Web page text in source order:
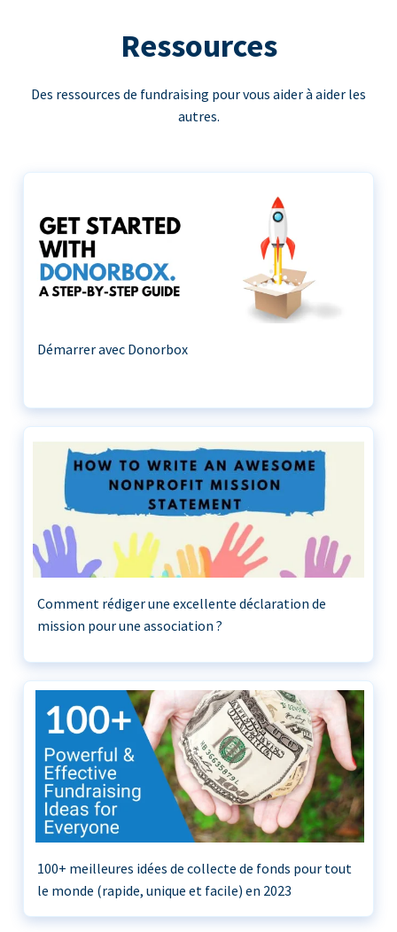
Ressources
Des ressources de fundraising pour vous aider à aider les
autres.
Démarrer avec Donorbox
Comment rédiger une excellente déclaration de
mission pour une association ?
100+ meilleures idées de collecte de fonds pour tout
le monde (rapide, unique et facile) en 2023